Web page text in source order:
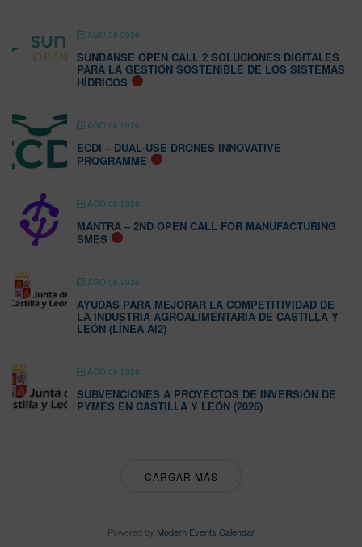
AGO 08 2026
SUNDANSE OPEN CALL 2 SOLUCIONES DIGITALES
PARA LA GESTIÓN SOSTENIBLE DE LOS SISTEMAS
HÍDRICOS
AGO 08 2026
ECDI – DUAL-USE DRONES INNOVATIVE
PROGRAMME
AGO 08 2026
MANTRA – 2ND OPEN CALL FOR MANUFACTURING
SMES
AGO 08 2026
AYUDAS PARA MEJORAR LA COMPETITIVIDAD DE
LA INDUSTRIA AGROALIMENTARIA DE CASTILLA Y
LEÓN (LÍNEA AI2)
AGO 09 2026
SUBVENCIONES A PROYECTOS DE INVERSIÓN DE
PYMES EN CASTILLA Y LEÓN (2026)
CARGAR MÁS
Powered by Modern Events Calendar